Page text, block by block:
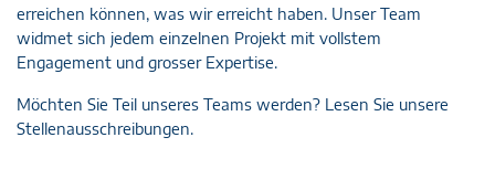
erreichen können, was wir erreicht haben. Unser Team
widmet sich jedem einzelnen Projekt mit vollstem
Engagement und grosser Expertise.
Möchten Sie Teil unseres Teams werden? Lesen Sie unsere
Stellenausschreibungen.